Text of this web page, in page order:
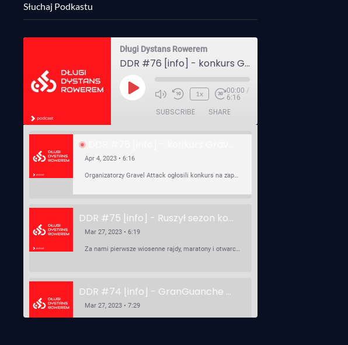
Słuchaj Podkastu
Długi Dystans Rowerem
DDR #76 [info] - konkurs Gravel Attack, Varmia Gravel, Bike Expo, Inspire India Ultra Race
Play
1x 00:00 /
6:16
SUBSCRIBE SHARE
Apr 4, 2023 • 6:16
Organizatorzy Gravel Attack ogłosili konkurs na zaprojektowanie koszulki. Varmia Gravel 2023 przypomina o możliwości podzielenia opłaty startowej na dwie raty 50/50 – na zero procent! …
DDR #75 [info] - Ruszył sezon kolarski! Pierwszy Brevet Race Through Poland, Otwarcie sezonu Rajdy Dla Frajdy, Ankieta Rowerowa, przygotowania do Race Around Poland
Mar 27, 2023 • 6:19
Za nami pierwsze wiosenne rajdy, maratony i otwarcia sezonu, choć w Gdańsku zima nie powiedziała jeszcze ostatniego słowa bo właśnie pada śnieg. Linki: ⁠http://watahaultrarace.pl/⁠⁠https://rajdydlafrajdy.pl/⁠https://brevety.pl/brevets⁠⁠https://racearoundpoland.pl/⁠⁠https://granguanche.com/audax/audaxgravel/⁠⁠Ankieta Rowerowa…
DDR #74 [info] - GranGuanche Gravel startuje w piątek! Wataha Ultra Race Wiosna - zaprasza Mateusz Szafraniec. Dwie samochwałki
Mar 27, 2023 • 7:29